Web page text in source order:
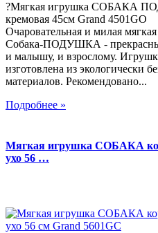
?Мягкая игрушка СОБАКА
кремовая 45см Grand 4501GO
Очаровательная и милая
Собака-ПОДУШКА -
и малышу, и взрослому.
изготовлена из экологически
материалов. Рекомендовано...
Подробнее »
Мягкая игрушка СОБАКА
ухо 56 …